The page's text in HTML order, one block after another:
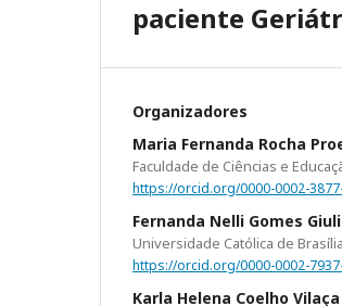
paciente
Organizadores
Maria Fernanda Rocha
Faculdade de Ciências e
https://orcid.org/0000-0002-
Fernanda Nelli Gomes
Universidade Católica de
https://orcid.org/0000-0002-
Karla Helena Coelho